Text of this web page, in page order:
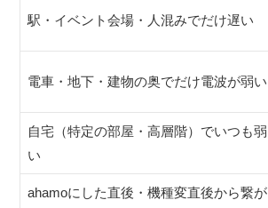
駅・イベント会場・人混みでだけ遅い
電車・地下・建物の奥でだけ電波が弱い
自宅（特定の部屋・高層階）でいつも弱
い
ahamoにした直後・機種変直後から繋が